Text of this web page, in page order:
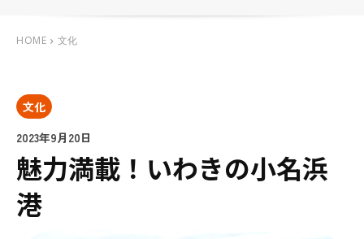
HOME 文化
文化
2023年9月20日
魅力満載！いわきの小名浜
港